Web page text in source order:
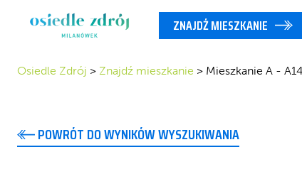
ZNAJDŹ MIESZKANIE
Osiedle Zdrój > Znajdź mieszkanie > Mieszkanie A -
POWRÓT DO WYNIKÓW WYSZUKIWANIA